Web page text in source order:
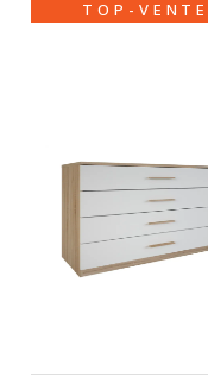
TOP-VENTE